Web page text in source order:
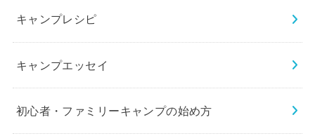
キャンプレシピ
キャンプエッセイ
初心者・ファミリーキャンプの始め方